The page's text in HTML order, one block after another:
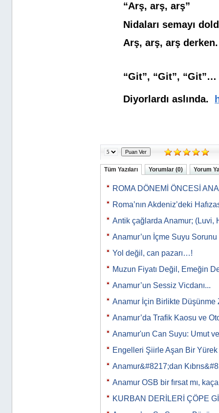
“Arş, arş, arş”
Nidaları semayı
Arş, arş, arş derken.
“Git”, “Git”, “Git”…
Diyorlardı aslında.
Tüm Yazıları Yorumlar (0) Yorum
ROMA DÖNEMİ ÖNCESİ
Roma’nın Akdeniz’deki
Antik çağlarda Anamur; (Luvi,
Anamur’un İçme Suyu Sorunu
Yol değil, can pazarı…!
Muzun Fiyatı Değil, Emeğin
Anamur’un Sessiz Vicdanı...
Anamur İçin Birlikte Düşünme
Anamur’da Trafik Kaosu ve
Anamur'un Can Suyu: Umut
Engelleri Şiirle Aşan Bir Yürek
Anamur&#8217;dan
Anamur OSB bir fırsat mı,
KURBAN DERİLERİ ÇÖPE